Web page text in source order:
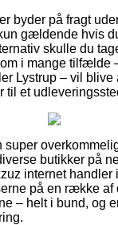
byder på fragt
gældende hvis
skulle du
i mange tilfælde
Lystrup – vil blive
til et
super
butikker på
internet
på en række af
– helt i bund, og